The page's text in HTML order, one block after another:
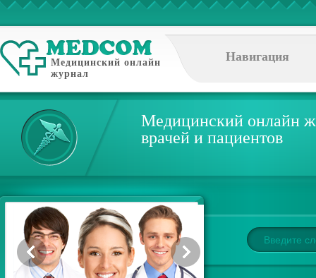
Медицинский онлайн
журнал
Навигация
Медицинский онлайн
врачей и пациентов